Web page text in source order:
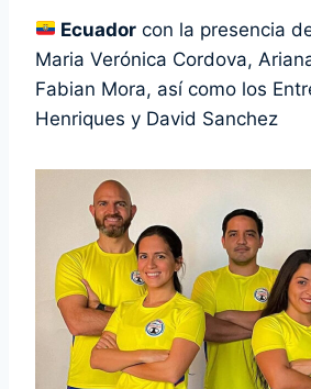
Ecuador con la presencia
Maria Verónica Cordova,
Fabian Mora, así como los
Henriques y David Sanchez